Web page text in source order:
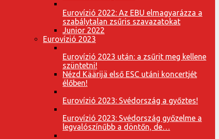
Eurovízió 2022: Az EBU elmagyarázza a
szabálytalan zsűris szavazatokat
Junior 2022
Eurovízió 2023
Eurovízió 2023 után: a zsűrit meg kellene
szüntetni!
Nézd Käärijä első ESC utáni koncertjét
élőben!
Eurovízió 2023: Svédország a győztes!
Eurovízió 2023: Svédország győzelme a
legvalószínűbb a döntőn, de…